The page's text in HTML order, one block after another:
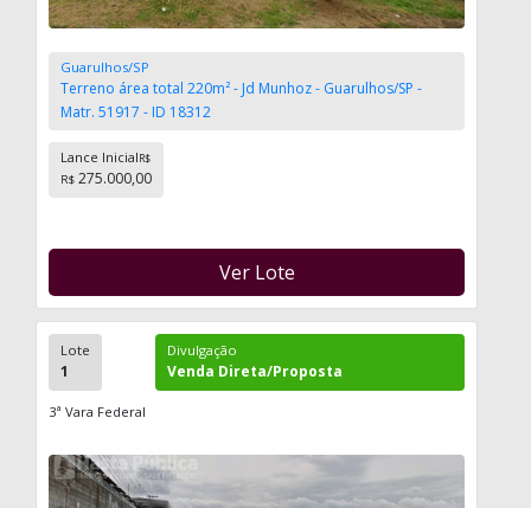
Guarulhos/SP
Terreno área total 220m² - Jd Munhoz - Guarulhos/SP -
Matr. 51917 - ID 18312
Lance InicialR$
R$ 275.000,00
Ver Lote
Lote
1
Divulgação
Venda Direta/Proposta
3ª Vara Federal